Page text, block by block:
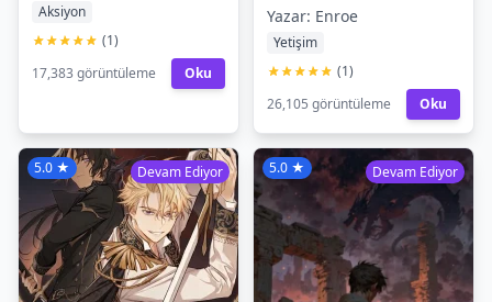
Aksiyon
(1)
17,383 görüntüleme
Oku
Yazar: Enroe
Yetişim
(1)
26,105 görüntüleme
Oku
Devam Ediyor
5.0 ★ Devam Ediyor
5.0 ★